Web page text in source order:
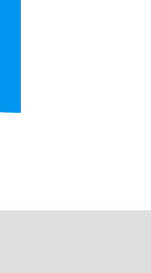
como un cambio de
AUTOMÁTICAMENTE